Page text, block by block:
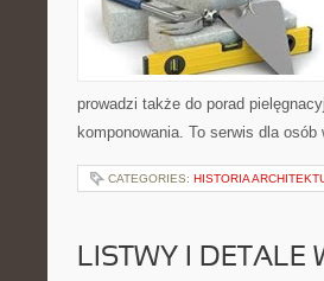
prowadzi także do porad
komponowania. To serwis dla
CATEGORIES: HISTORIA
LISTWY I DETALE